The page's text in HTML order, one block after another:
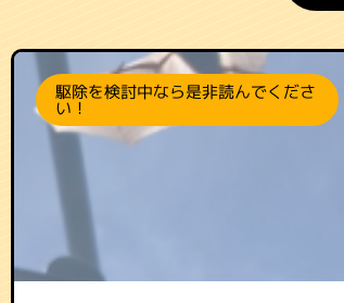
駆除を検討中なら是非読んでくださ
い！